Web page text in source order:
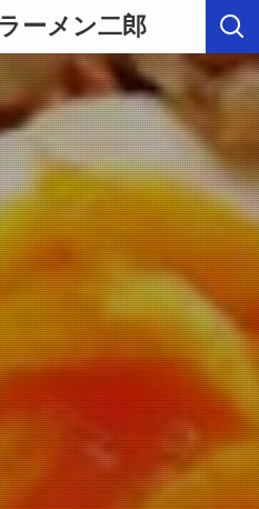
ーメン二郎